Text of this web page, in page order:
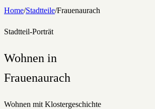
Home/Stadtteile/Frauenaurach
Stadtteil-Porträt
Wohnen in
Frauenaurach
Wohnen mit Klostergeschichte